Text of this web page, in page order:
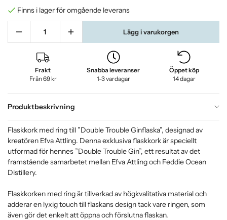
Finns i lager för omgående leverans
Lägg i varukorgen
Frakt
Från 69 kr
Snabba leveranser
1-3 vardagar
Öppet köp
14 dagar
Produktbeskrivning
Flaskkork med ring till ”Double Trouble Ginflaska”, designad av
kreatören Efva Attling. Denna exklusiva flaskkork är speciellt
utformad för hennes ”Double Trouble Gin”, ett resultat av det
framstående samarbetet mellan Efva Attling och Feddie Ocean
Distillery.
Flaskkorken med ring är tillverkad av högkvalitativa material och
adderar en lyxig touch till flaskans design tack vare ringen, som
även gör det enkelt att öppna och förslutna flaskan.